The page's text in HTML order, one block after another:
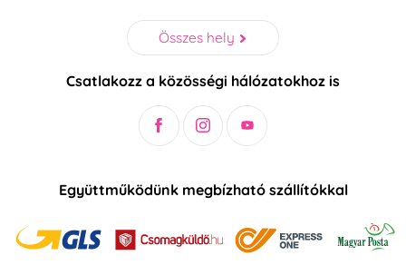
Összes hely
Csatlakozz a közösségi hálózatokhoz is
Együttműködünk megbízható szállítókkal